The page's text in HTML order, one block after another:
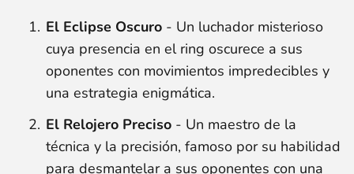
El Eclipse Oscuro - Un luchador misterioso
cuya presencia en el ring oscurece a sus
oponentes con movimientos impredecibles y
una estrategia enigmática.
El Relojero Preciso - Un maestro de la
técnica y la precisión, famoso por su habilidad
para desmantelar a sus oponentes con una